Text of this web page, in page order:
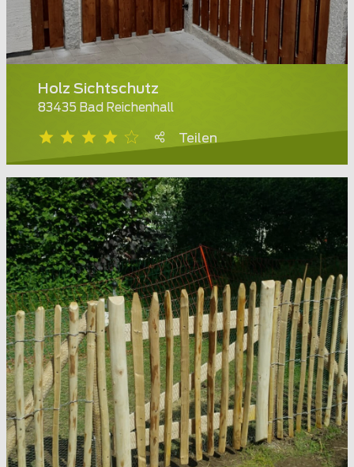
Holz Sichtschutz
83435 Bad Reichenhall
Teilen